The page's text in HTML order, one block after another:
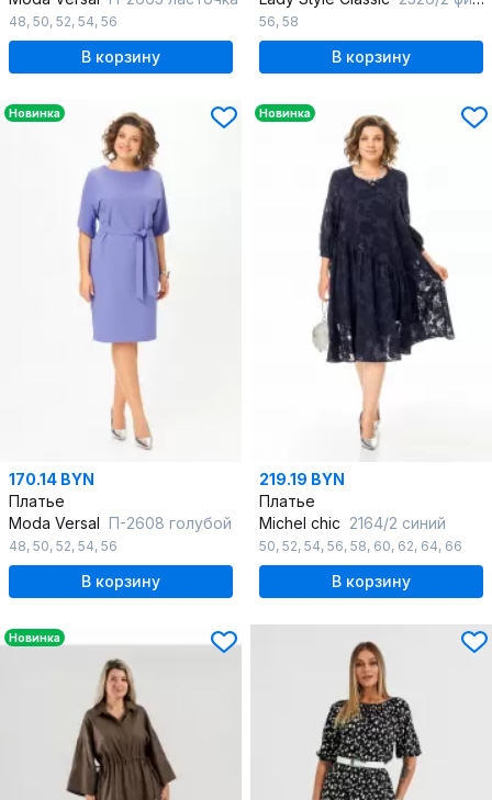
48, 50, 52, 54, 56
В корзину
56, 58
В корзину
Новинка
170.14 BYN
Платье
Moda Versal П-2608 голубой
48, 50, 52, 54, 56
В корзину
Новинка
219.19 BYN
Платье
Michel chic 2164/2 синий
50, 52, 54, 56, 58, 60, 62, 64, 66
В корзину
Новинка